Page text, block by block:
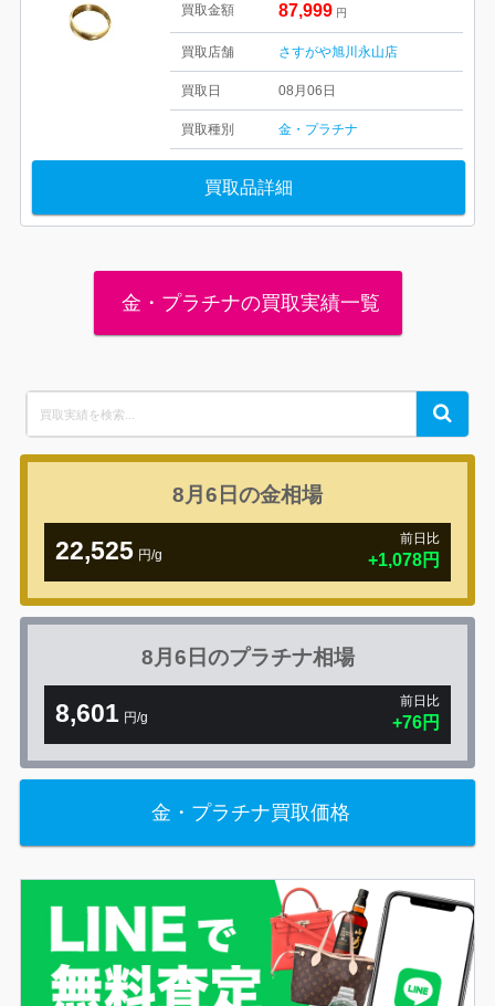
買取金額 87,999 円
買取店舗 さすがや旭川永山店
買取日 08月06日
買取種別 金・プラチナ
買取品詳細
金・プラチナの買取実績一覧
for:
Search
8月6日の金相場
22,525 円/g
前日比
+1,078円
8月6日のプラチナ相場
8,601 円/g
前日比
+76円
金・プラチナ買取価格